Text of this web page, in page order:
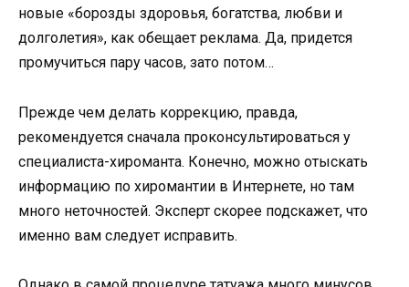
новые «борозды здоровья, богатства, любви и
долголетия», как обещает реклама. Да, придется
промучиться пару часов, зато потом…
Прежде чем делать коррекцию, правда,
рекомендуется сначала проконсультироваться у
специалиста-хироманта. Конечно, можно отыскать
информацию по хиромантии в Интернете, но там
много неточностей. Эксперт скорее подскажет, что
именно вам следует исправить.